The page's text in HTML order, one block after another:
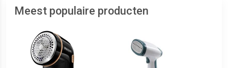
Meest populaire producten